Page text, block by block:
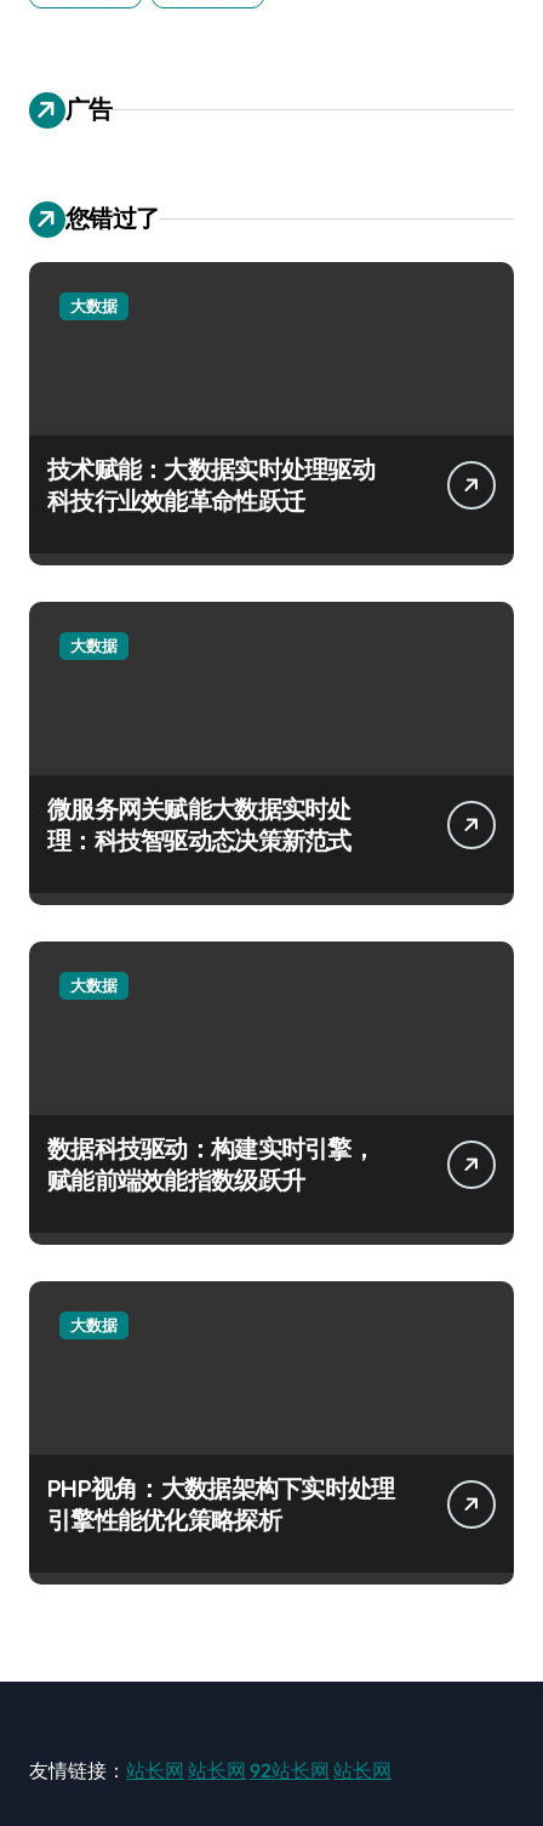
广告
您错过了
大数据
技术赋能：大数据实时处理驱动
科技行业效能革命性跃迁
大数据
微服务网关赋能大数据实时处
理：科技智驱动态决策新范式
大数据
数据科技驱动：构建实时引擎，
赋能前端效能指数级跃升
大数据
PHP视角：大数据架构下实时处理
引擎性能优化策略探析
友情链接： 站长网 站长网 92站长网 站长网